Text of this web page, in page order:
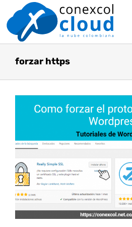
to
content
forzar https